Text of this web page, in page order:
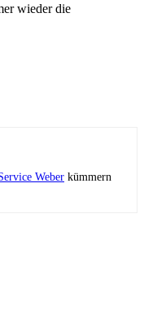
wieder die
Weber kümmern